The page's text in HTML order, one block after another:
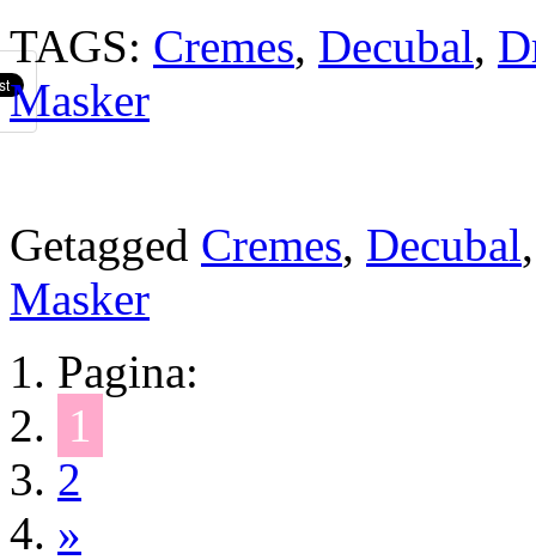
TAGS: Cremes, Decubal,
Masker
Getagged Cremes, Decubal
Masker
Pagina:
1
2
»